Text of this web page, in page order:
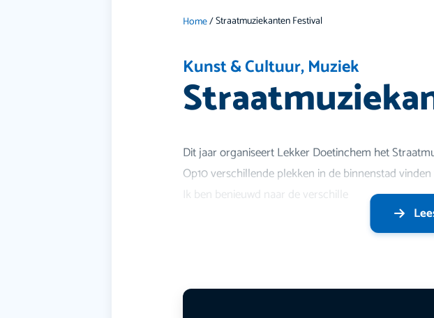
Home/Straatmuziekanten Festival
Kunst & Cultuur,Muziek
Dit jaar organiseert Lekker Doetinchem het
Op10 verschillende plekken in de binnenstad
Ik ben benieuwd naar de verschille